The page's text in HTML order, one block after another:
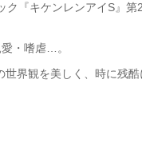
ク『キケンレンアイS』第
・嗜虐…。
世界観を美しく、時に残